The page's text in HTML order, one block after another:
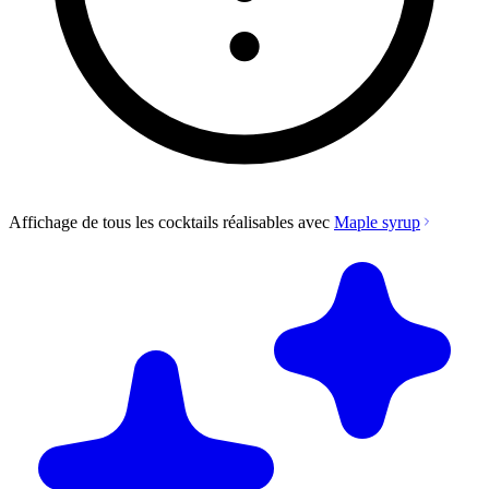
Affichage de tous les cocktails réalisables avec Maple syrup